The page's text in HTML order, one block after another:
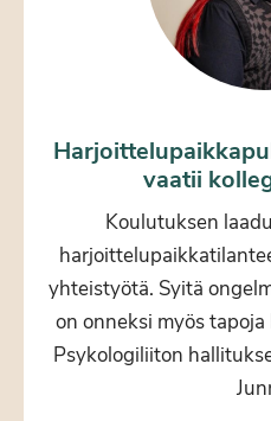
vaatii
Koulutuksen
yhteistyötä. Syitä
on onneksi myös
Psykologiliiton